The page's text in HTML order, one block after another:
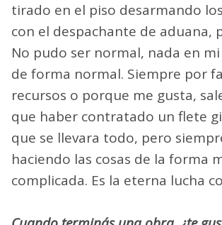
tirado en el piso desarmando
con el despachante de aduana,
No pudo ser normal, nada en
de forma normal. Siempre por
recursos o porque me gusta,
que haber contratado un flete
que se llevara todo, pero
haciendo las cosas de la forma
complicada. Es la eterna lucha